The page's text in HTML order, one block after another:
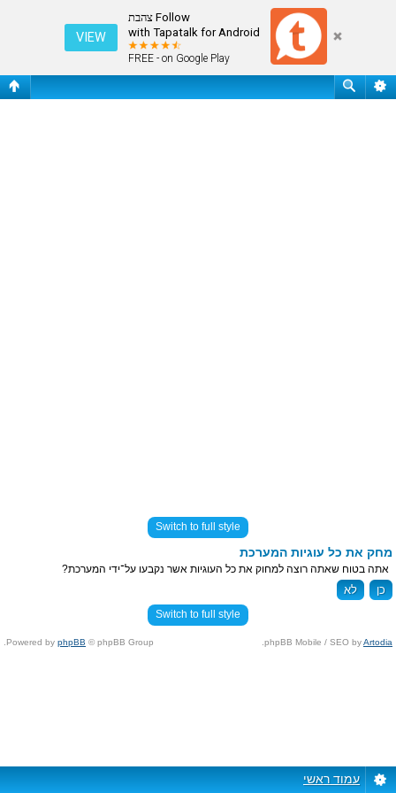
Follow צהבת
with Tapatalk for Android
FREE - on Google Play
VIEW
מחק את כל עוגיות המערכת
Switch to full style
מחק את כל עוגיות המערכת
אתה בטוח שאתה רוצה למחוק את כל העוגיות אשר נקבעו על־ידי המערכת?
Switch to full style
Powered by phpBB © phpBB Group. phpBB Mobile / SEO byArtodia
.
עמוד ראשי